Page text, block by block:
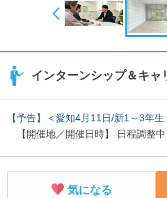
インターンシップ＆キャ
【予告】＜愛知4月11日/新1～3年
【開催地／開催日時】 日程調整中
気になる